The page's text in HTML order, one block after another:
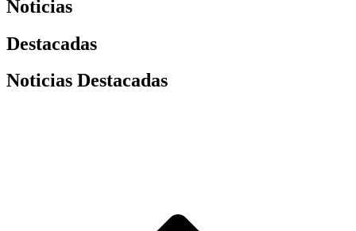
Noticias
Destacadas
Noticias Destacadas